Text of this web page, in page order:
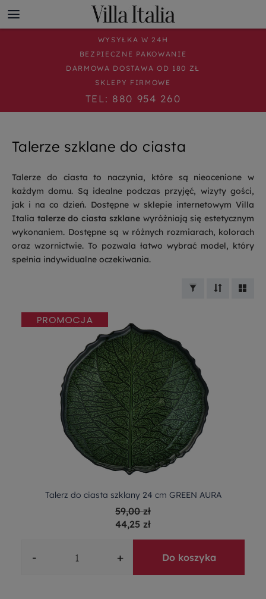
WYSYŁKA W 24H
BEZPIECZNE PAKOWANIE
DARMOWA DOSTAWA OD 180 ZŁ
SKLEPY FIRMOWE
TEL: 880 954 260
Talerze szklane do ciasta
Talerze do ciasta to naczynia, które są nieocenione w
każdym domu. Są idealne podczas przyjęć, wizyty gości,
jak i na co dzień. Dostępne w sklepie internetowym Villa
Italia talerze do ciasta szklanewyróżniają się estetycznym
wykonaniem. Dostępne są w różnych rozmiarach, kolorach
oraz wzornictwie. To pozwala łatwo wybrać model, który
spełnia indywidualne oczekiwania.
Talerz do ciasta szklany 24 cm GREEN AURA
59,00 zł
44,25 zł
- + Do koszyka